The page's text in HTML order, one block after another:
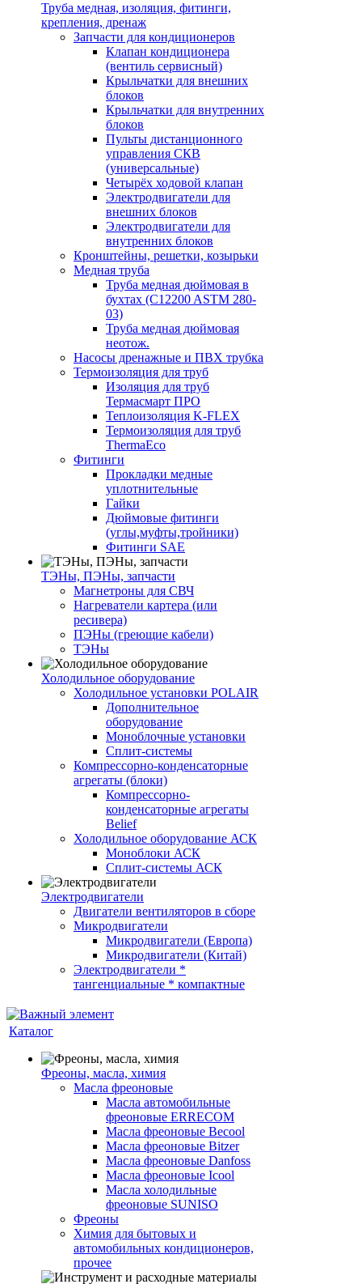
Труба медная, изоляция, фитинги,
крепления, дренаж
Запчасти для кондиционеров
Клапан кондиционера
(вентиль сервисный)
Крыльчатки для внешних
блоков
Крыльчатки для внутренних
блоков
Пульты дистанционного
управления СКВ
(универсальные)
Четырёх ходовой клапан
Электродвигатели для
внешних блоков
Электродвигатели для
внутренних блоков
Кронштейны, решетки, козырьки
Медная труба
Труба медная дюймовая в
бухтах (C12200 ASTM 280-
03)
Труба медная дюймовая
неотож.
Насосы дренажные и ПВХ трубка
Термоизоляция для труб
Изоляция для труб
Термасмарт ПРО
Теплоизоляция K-FLEX
Термоизоляция для труб
ThermaEco
Фитинги
Прокладки медные
уплотнительные
Гайки
Дюймовые фитинги
(углы,муфты,тройники)
Фитинги SAE
ТЭНы, ПЭНы, запчасти
Магнетроны для СВЧ
Нагреватели картера (или
ресивера)
ПЭНы (греющие кабели)
ТЭНы
Холодильное оборудование
Холодильное установки POLAIR
Дополнительное
оборудование
Моноблочные установки
Сплит-системы
Компрессорно-конденсаторные
агрегаты (блоки)
Компрессорно-
конденсаторные агрегаты
Belief
Холодильное оборудование АСК
Моноблоки АСК
Сплит-системы АСК
Электродвигатели
Двигатели вентиляторов в сборе
Микродвигатели
Микродвигатели (Европа)
Микродвигатели (Китай)
Электродвигатели *
тангенциальные * компактные
Каталог
Фреоны, масла, химия
Масла фреоновые
Масла автомобильные
фреоновые ERRECOM
Масла фреоновые Becool
Масла фреоновые Bitzer
Масла фреоновые Danfoss
Масла фреоновые Icool
Масла холодильные
фреоновые SUNISO
Фреоны
Химия для бытовых и
автомобильных кондиционеров,
прочее